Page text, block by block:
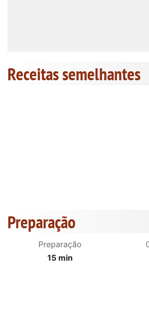
Receitas semelhantes
Preparação
Preparação
15 min